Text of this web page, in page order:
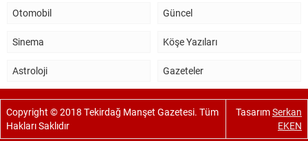
Otomobil Güncel
Sinema Köşe Yazıları
Astroloji Gazeteler
Copyright © 2018 Tekirdağ Manşet Gazetesi. Tüm
Hakları Saklıdır
TasarımSerkan
EKEN